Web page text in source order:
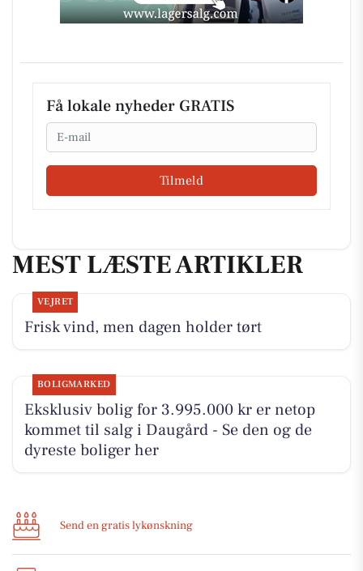
Få lokale nyheder GRATIS
Email
Tilmeld
MEST LÆSTE ARTIKLER
VEJRET
Frisk vind, men dagen holder tørt
BOLIGMARKED
Eksklusiv bolig for 3.995.000 kr er netop
kommet til salg i Daugård - Se den og de
dyreste boliger her
Send en gratis lykønskning